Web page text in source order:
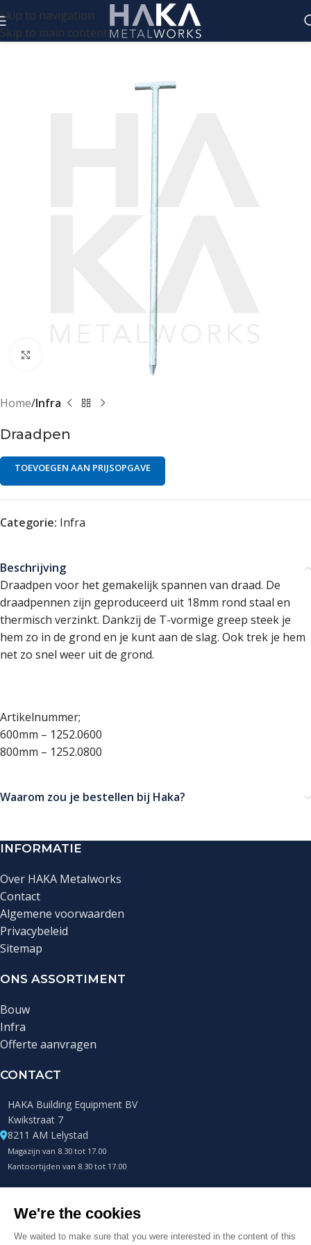
Skip to navigation
Skip to main content
Home Infra
Draadpen
TOEVOEGEN AAN PRIJSOPGAVE
Categorie: Infra
Beschrijving
Draadpen voor het gemakelijk spannen van draad. De
draadpennen zijn geproduceerd uit 18mm rond staal en
thermisch verzinkt. Dankzij de T-vormige greep steek je
hem zo in de grond en je kunt aan de slag. Ook trek je hem
net zo snel weer uit de grond.
Artikelnummer;
600mm – 1252.0600
800mm – 1252.0800
Waarom zou je bestellen bij Haka?
INFORMATIE
Over HAKA Metalworks
Contact
Algemene voorwaarden
Privacybeleid
Sitemap
ONS ASSORTIMENT
Bouw
Infra
Offerte aanvragen
CONTACT
HAKA Building Equipment BV
Kwikstraat 7
8211 AM Lelystad
Magazijn van 8.30 tot 17.00
Kantoortijden van 8.30 tot 17.00
Telefonisch altijd bereikbaar
info@hakametalworks.com